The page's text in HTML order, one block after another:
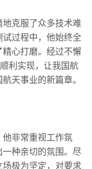
克服了众多技术难
过程中，他始终全
心打磨。经过不懈
利实现，让我国航
天事业的新篇章。
他非常重视工作氛
一种亲切的氛围。尽
极为坚定，对要求